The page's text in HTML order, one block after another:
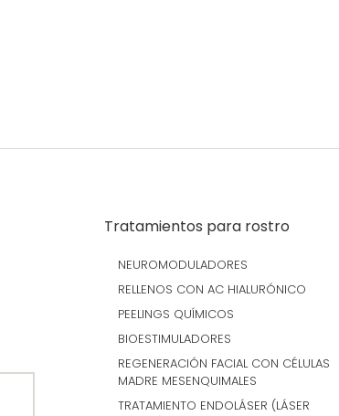
Tratamientos para rostro
NEUROMODULADORES
RELLENOS CON AC HIALURÓNICO
PEELINGS QUÍMICOS
BIOESTIMULADORES
REGENERACIÓN FACIAL CON CÉLULAS
MADRE MESENQUIMALES
TRATAMIENTO ENDOLÁSER (LÁSER